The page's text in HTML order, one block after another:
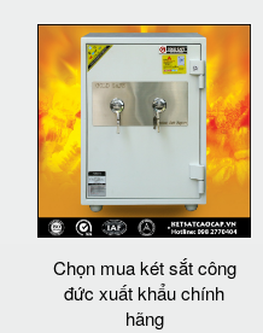
Chọn mua két sắt công
đức xuất khẩu chính
hãng